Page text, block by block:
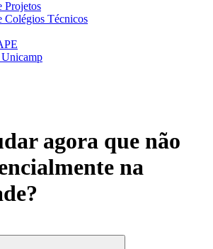
Projetos
Colégios Técnicos
agora que não
na